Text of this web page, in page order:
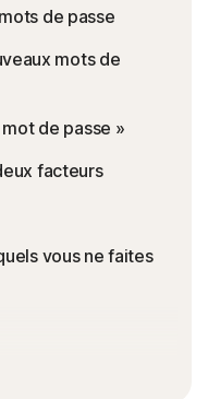
de passe
mots de
de passe »
facteurs
vous ne faites
renforcées
connecter aux